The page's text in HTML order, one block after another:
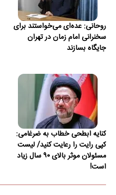
روحانی: عده‌ای می‌خواستند برای
سخنرانی امام زمان در تهران
جایگاه بسازند
کنایه ابطحی خطاب به ضرغامی:
کپی رایت را رعایت کنید/ ‌لیست
مسئولان موثر بالای ۹۰ سال زیاد
است!